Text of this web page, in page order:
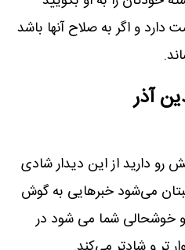
و اگر به صلاح آنها باشد
آذر
رو دارید از این دیدار شادی
می‌شود خبرهایی به گوش
خوشحالی شما می شود در